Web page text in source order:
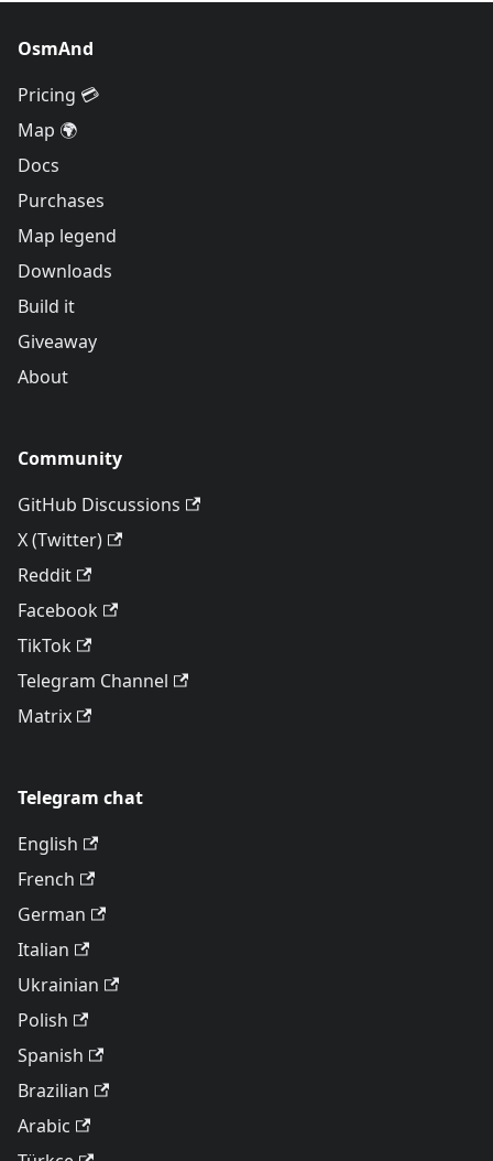
OsmAnd
Pricing 💳
Map 🌍
Docs
Purchases
Map legend
Downloads
Build it
Giveaway
About
Community
GitHub Discussions
X (Twitter)
Reddit
Facebook
TikTok
Telegram Channel
Matrix
Telegram chat
English
French
German
Italian
Ukrainian
Polish
Spanish
Brazilian
Arabic